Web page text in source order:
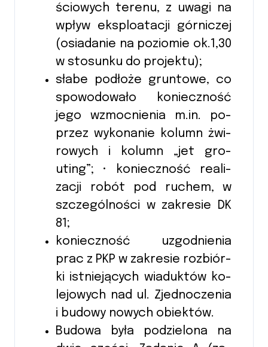
ściowych te­renu, z uwagi na
wpływ eks­plo­atacji gór­ni­czej
(o­sia­danie na po­ziomie ok.1,30
w sto­sun­ku do pro­jek­tu);
słabe pod­łoże grun­to­we, co
spo­wodowa­ło ko­niecz­ność
jego wzmoc­nie­nia m.in. po­
przez wy­ko­na­nie ko­lumn żwi­
ro­wych i ko­lumn „jet gro­
uting”; • ko­niecz­ność re­ali­
zacji robót pod ru­chem, w
szcze­gól­no­ści w za­kresie DK
81;
ko­niecz­ność u­zgod­nie­nia
prac z PKP w za­kresie roz­biór­
ki ist­nie­ją­cych wia­duk­tów ko­
le­jowych nad ul. Zjed­no­czenia
i bu­do­wy no­wych o­biek­tów.
Bu­do­wa była po­dzie­lona na